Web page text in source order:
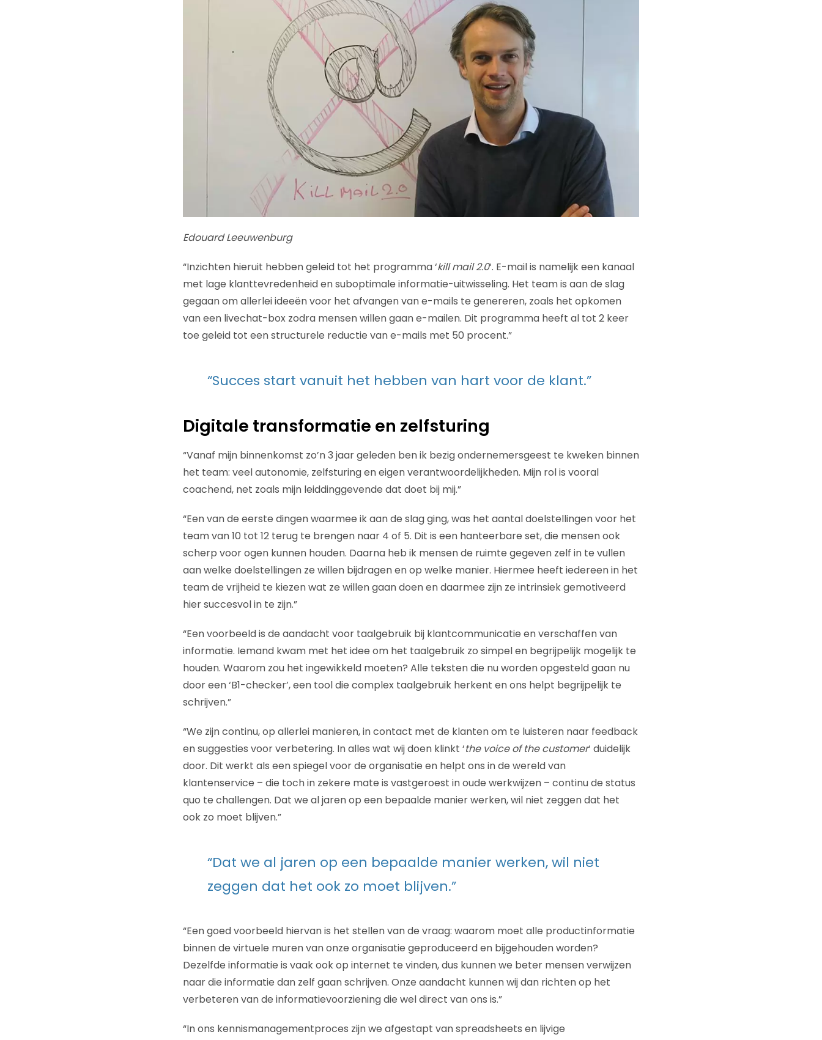
Edouard Leeuwenburg
“Inzichten hieruit hebben geleid tot het programma ‘kill mail 2.0‘. E-mail is namelijk een kanaal
met lage klanttevredenheid en suboptimale informatie-uitwisseling. Het team is aan de slag
gegaan om allerlei ideeën voor het afvangen van e-mails te genereren, zoals het opkomen
van een livechat-box zodra mensen willen gaan e-mailen. Dit programma heeft al tot 2 keer
toe geleid tot een structurele reductie van e-mails met 50 procent.”
“Succes start vanuit het hebben van hart voor de klant.”
Digitale transformatie en zelfsturing
“Vanaf mijn binnenkomst zo’n 3 jaar geleden ben ik bezig ondernemersgeest te kweken binnen
het team: veel autonomie, zelfsturing en eigen verantwoordelijkheden. Mijn rol is vooral
coachend, net zoals mijn leiddinggevende dat doet bij mij.”
“Een van de eerste dingen waarmee ik aan de slag ging, was het aantal doelstellingen voor het
team van 10 tot 12 terug te brengen naar 4 of 5. Dit is een hanteerbare set, die mensen ook
scherp voor ogen kunnen houden. Daarna heb ik mensen de ruimte gegeven zelf in te vullen
aan welke doelstellingen ze willen bijdragen en op welke manier. Hiermee heeft iedereen in het
team de vrijheid te kiezen wat ze willen gaan doen en daarmee zijn ze intrinsiek gemotiveerd
hier succesvol in te zijn.”
“Een voorbeeld is de aandacht voor taalgebruik bij klantcommunicatie en verschaffen van
informatie. Iemand kwam met het idee om het taalgebruik zo simpel en begrijpelijk mogelijk te
houden. Waarom zou het ingewikkeld moeten? Alle teksten die nu worden opgesteld gaan nu
door een ‘B1-checker’, een tool die complex taalgebruik herkent en ons helpt begrijpelijk te
schrijven.”
“We zijn continu, op allerlei manieren, in contact met de klanten om te luisteren naar feedback
en suggesties voor verbetering. In alles wat wij doen klinkt ‘the voice of the customer‘ duidelijk
door. Dit werkt als een spiegel voor de organisatie en helpt ons in de wereld van
klantenservice – die toch in zekere mate is vastgeroest in oude werkwijzen – continu de status
quo te challengen. Dat we al jaren op een bepaalde manier werken, wil niet zeggen dat het
ook zo moet blijven.”
“Dat we al jaren op een bepaalde manier werken, wil niet
zeggen dat het ook zo moet blijven.”
“Een goed voorbeeld hiervan is het stellen van de vraag: waarom moet alle productinformatie
binnen de virtuele muren van onze organisatie geproduceerd en bijgehouden worden?
Dezelfde informatie is vaak ook op internet te vinden, dus kunnen we beter mensen verwijzen
naar die informatie dan zelf gaan schrijven. Onze aandacht kunnen wij dan richten op het
verbeteren van de informatievoorziening die wel direct van ons is.”
“In ons kennismanagementproces zijn we afgestapt van spreadsheets en lijvige